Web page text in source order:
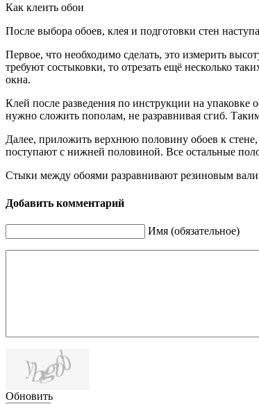
Как клеить обои
После выбора обоев, клея и подготовки стен
Первое, что необходимо сделать, это измерить
требуют состыковки, то отрезать ещё несколько
окна.
Клей после разведения по инструкции на упаковке
нужно сложить пополам, не разравнивая сгиб.
Далее, приложить верхнюю половину обоев к стене,
поступают с нижней половиной. Все остальные
Стыки между обоями разравнивают резиновым
Добавить комментарий
Имя (обязательное)
Обновить